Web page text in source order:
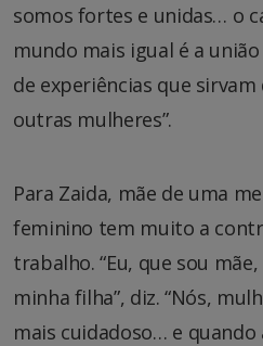
somos fortes e unidas… o
mundo mais igual é a
de experiências que
outras mulheres”.
Para Zaida, mãe de uma
feminino tem muito a
trabalho. “Eu, que sou
minha filha”, diz. “Nós,
mais cuidadoso… e quando